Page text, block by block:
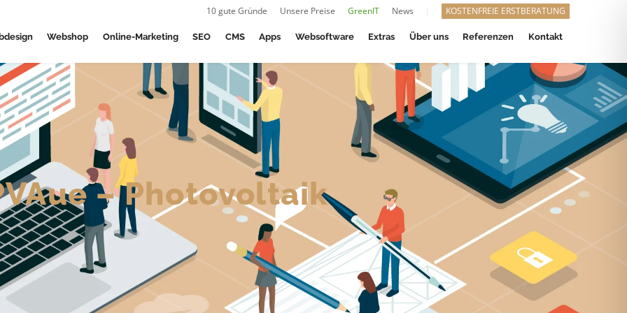
10 gute Gründe Unsere Preise GreenIT News KOSTENFREIE ERSTBERATUNG
Webshop Online-Marketing SEO CMS Apps Websoftware Extras Über uns Referenzen Kontakt
– Photovoltaik